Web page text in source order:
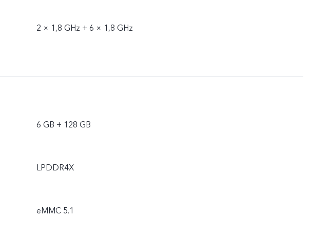
2 × 1,8 GHz + 6 × 1,8 GHz
6 GB + 128 GB
LPDDR4X
eMMC 5.1